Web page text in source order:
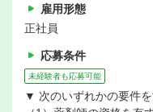
雇用形態
正社員
応募条件
未経験者も応募可能
▼ 次のいずれかの要件